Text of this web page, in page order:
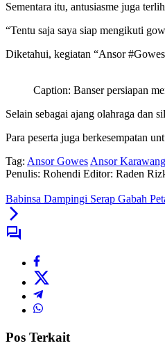
Sementara itu, antusiasme juga
“Tentu saja saya siap mengikuti
Diketahui, kegiatan “Ansor
Caption: Banser persiapan
Selain sebagai ajang olahraga dan
Para peserta juga berkesempatan
Tag: Ansor Gowes Ansor Karawang
Penulis: Rohendi Editor: Raden
Babinsa Dampingi Serap Gabah
Pos Terkait